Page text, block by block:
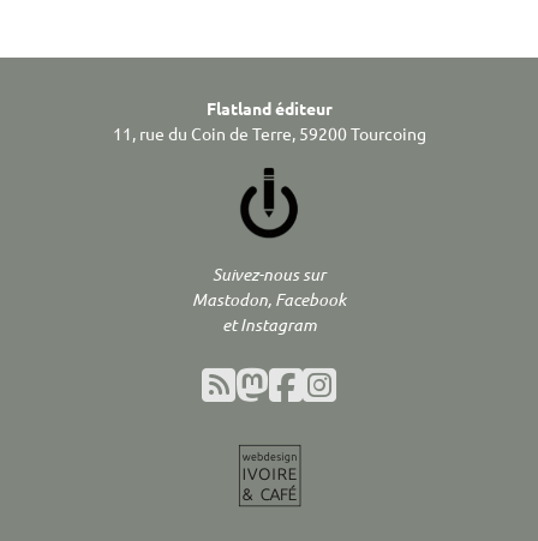
Flatland éditeur
11, rue du Coin de Terre, 59200 Tourcoing
Suivez-nous sur
Mastodon, Facebook
et Instagram